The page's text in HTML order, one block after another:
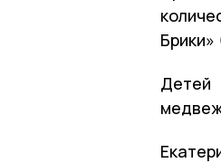
Детей